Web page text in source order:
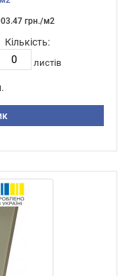
грн./м2
Кількість:
листiв